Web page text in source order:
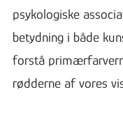
psykologiske
betydning i både
forstå
rødderne af vores